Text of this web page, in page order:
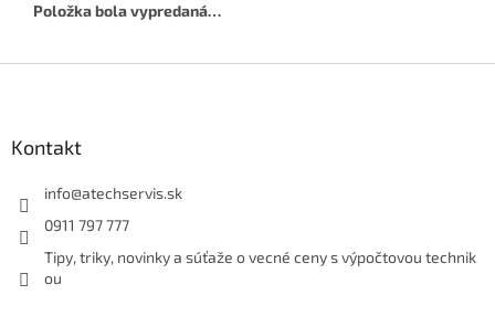
Položka bola vypredaná…
Kontakt
info@atechservis.sk
0911 797 777
Tipy, triky, novinky a súťaže o vecné ceny s výpočtovou technik
ou